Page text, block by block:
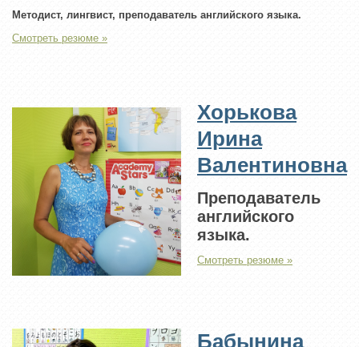
Методист, лингвист, преподаватель английского языка.
Смотреть резюме »
Хорькова
Ирина
Валентиновна
Преподаватель
английского
языка.
Смотреть резюме »
Бабынина